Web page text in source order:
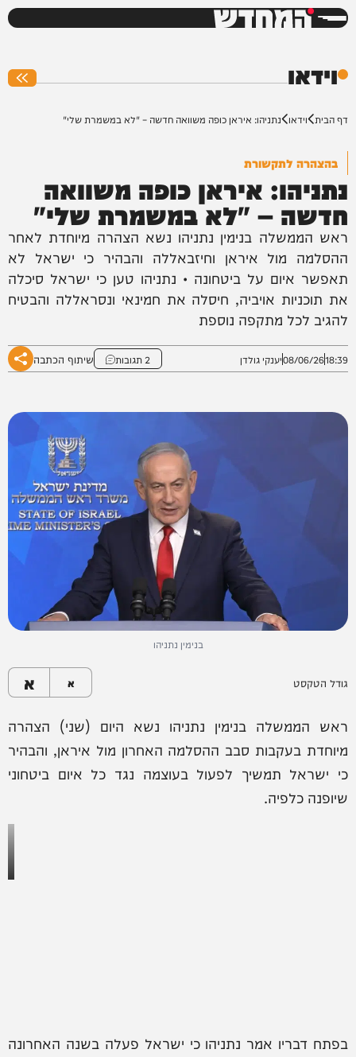
המחדש
וידאו
דף הבית וידאו נתניהו: איראן כופה משוואה חדשה – "לא במשמרת שלי"
בהצהרה לתקשורת
נתניהו: איראן כופה משוואה
חדשה – "לא במשמרת שלי"
ראש הממשלה בנימין נתניהו נשא הצהרה מיוחדת לאחר
ההסלמה מול איראן וחיזבאללה והבהיר כי ישראל לא
תאפשר איום על ביטחונה • נתניהו טען כי ישראל סיכלה
את תוכניות אויביה, חיסלה את חמינאי ונסראללה והבטיח
להגיב לכל מתקפה נוספת
18:39
08/06/26יענקי גולדן 2 תגובות שיתוף הכתבה
בנימין נתניהו
גודל הטקסט א א
ראש הממשלה בנימין נתניהו נשא היום (שני) הצהרה
מיוחדת בעקבות סבב ההסלמה האחרון מול איראן, והבהיר
כי ישראל תמשיך לפעול בעוצמה נגד כל איום ביטחוני
שיופנה כלפיה.
בפתח דבריו אמר נתניהו כי ישראל פעלה בשנה האחרונה